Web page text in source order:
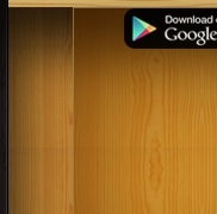
كتب 1995
كتب 1991
كتب 1987
كتب 1979